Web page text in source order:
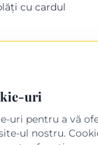
cu cardul
uri
uri pentru a vă
ul nostru.